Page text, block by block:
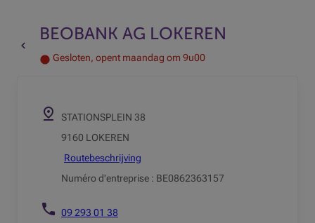
Terug naar de vorige pagina
BEOBANK AG LOKEREN
Gesloten, opent maandag om 9u00
STATIONSPLEIN 38
9160 LOKEREN
Routebeschrijving
Numéro d'entreprise : BE0862363157
09 293 01 38